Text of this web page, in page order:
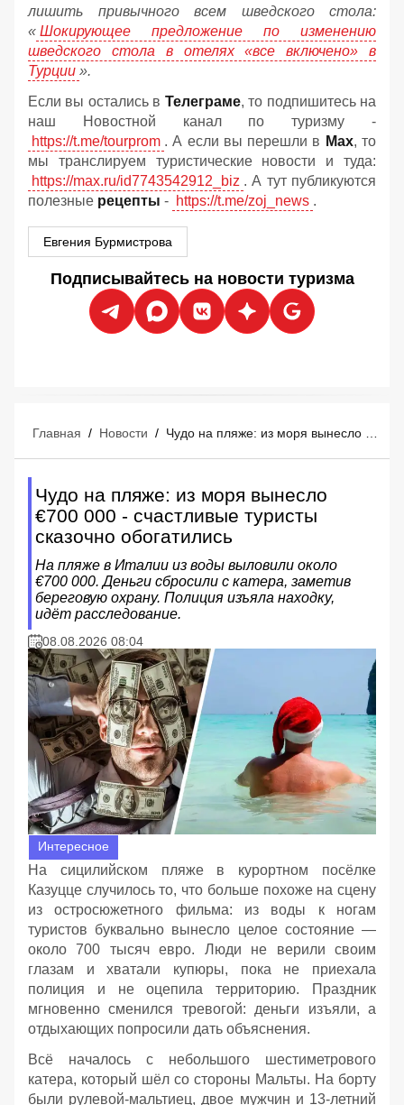
лишить привычного всем шведского стола:
« Шокирующее предложение по изменению
шведского стола в отелях «все включено» в
Турции ».
Если вы остались в Телеграме, то подпишитесь на
наш Новостной канал по туризму -
https://t.me/tourprom . А если вы перешли в Мах, то
мы транслируем туристические новости и туда:
https://max.ru/id7743542912_biz . А тут публикуются
полезные рецепты - https://t.me/zoj_news .
Евгения Бурмистрова
Подписывайтесь на новости туризма
Главная / Новости /
Чудо на пляже: из моря вынесло
€700 000 - счастливые туристы
сказочно обогатились
На пляже в Италии из воды выловили около
€700 000. Деньги сбросили с катера, заметив
береговую охрану. Полиция изъяла находку,
идёт расследование.
08.08.2026 08:04
Интересное
На сицилийском пляже в курортном посёлке
Казуцце случилось то, что больше похоже на сцену
из остросюжетного фильма: из воды к ногам
туристов буквально вынесло целое состояние —
около 700 тысяч евро. Люди не верили своим
глазам и хватали купюры, пока не приехала
полиция и не оцепила территорию. Праздник
мгновенно сменился тревогой: деньги изъяли, а
отдыхающих попросили дать объяснения.
Всё началось с небольшого шестиметрового
катера, который шёл со стороны Мальты. На борту
были рулевой‑мальтиец, двое мужчин и 13‑летний